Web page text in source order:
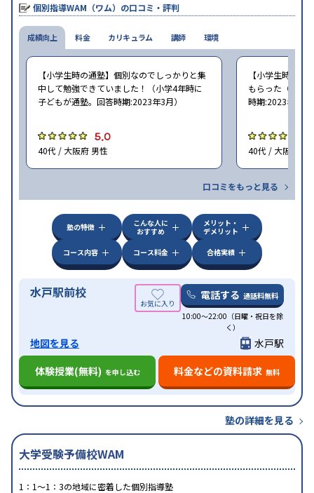
個別指導WAM（ワム）の口コミ・評判
成績向上
【小学生時の通塾】個別なのでしっかりと集
中して勉強できていました！（小学4年時に
子どもが通塾。回答時期:2023年3月）
5.0
40代 / 大阪府 男性
【小学生時の通
もらった（小学
時期:2023年3月
40代 / 大阪府 女
口コミをもっと見る
料金 カリキュラム 講師 環境
塾の特徴
こんな人に
おすすめ
メリット・
デメリット
コース内容
コース料金 合格実績
水戸駅前校 電話する 通話料無料
10:00～22:00（日曜・祝日を除
く）
地図を見る
水戸駅
体験授業(無料) を申し込む 料金などの資料請求 無料
塾の詳細を見る
大学受験予備校WAM
1：1～1：3の地域に密着した個別指導塾